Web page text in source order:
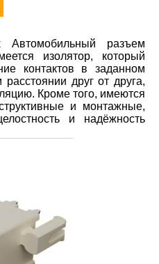
Автомобильный разъем
изолятор, который
контактов в заданном
друг от друга,
Кроме того, имеются
и монтажные,
и надёжность